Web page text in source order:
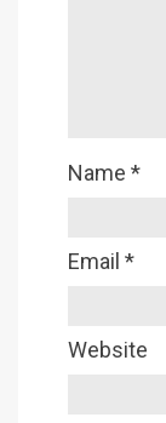
Name *
Email *
Website